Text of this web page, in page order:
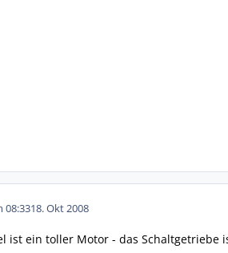
08:3318. Okt 2008
ist ein toller Motor - das Schaltgetriebe